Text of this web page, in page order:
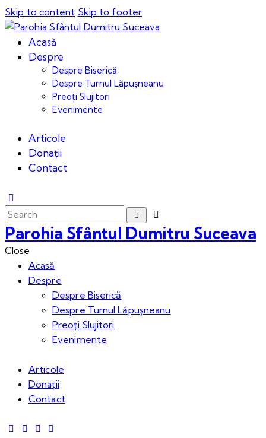
Skip to content Skip to footer
Acasă
Despre
Despre Biserică
Despre Turnul Lăpușneanu
Preoți Slujitori
Evenimente
Articole
Donații
Contact
Parohia Sfântul Dumitru Suceava
Close
Acasă
Despre
Despre Biserică
Despre Turnul Lăpușneanu
Preoți Slujitori
Evenimente
Articole
Donații
Contact